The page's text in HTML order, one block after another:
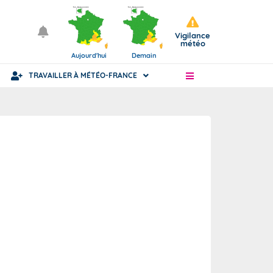
Aujourd'hui Demain
Vigilance
météo
TRAVAILLER À MÉTÉO-FRANCE